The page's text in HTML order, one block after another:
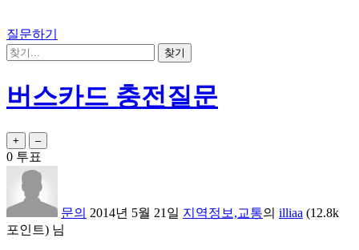
질문하기
버스카드 충전질문
0 투표
문의 2014년 5월 21일 지역정보,교통의 illiaa (12.8k
포인트) 님